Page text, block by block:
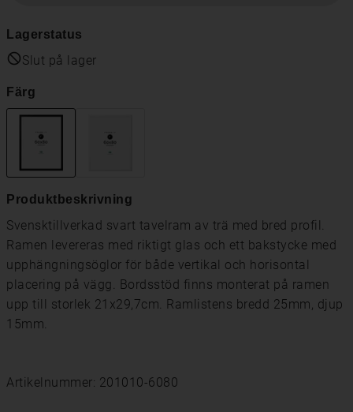
Lagerstatus
Slut på lager
Färg
Produktbeskrivning
Svensktillverkad svart tavelram av trä med bred profil.
Ramen levereras med riktigt glas och ett bakstycke med
upphängningsöglor för både vertikal och horisontal
placering på vägg. Bordsstöd finns monterat på ramen
upp till storlek 21x29,7cm. Ramlistens bredd 25mm, djup
15mm.
Artikelnummer: 201010-6080